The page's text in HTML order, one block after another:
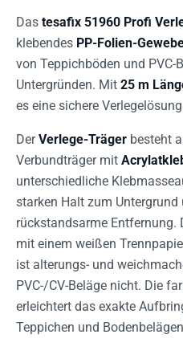
Das tesafix 51960 Profi
klebendes PP-Folien-
von Teppichböden und PVC-
Untergründen. Mit 25 m
es eine sichere
DerVerlege-Träger besteht
Verbundträger mit
unterschiedliche
starken Halt zum Untergrund
rückstandsarme Entfernung.
mit einem weißen
ist alterungs- und
PVC-/CV-Beläge nicht. Die
erleichtert das exakte
Teppichen und